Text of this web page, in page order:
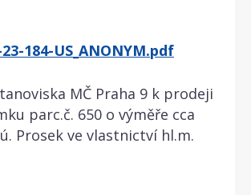
23-184-US_ANONYM.pdf
MČ Praha 9 k prodeji
parc.č. 650 o výměře cca
Prosek ve vlastnictví hl.m.